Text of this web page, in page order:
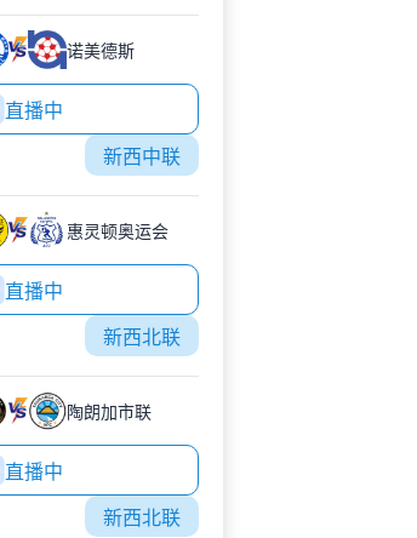
诺美德斯
直播中
新西中联
惠灵顿奥运会
直播中
新西北联
陶朗加市联
直播中
新西北联